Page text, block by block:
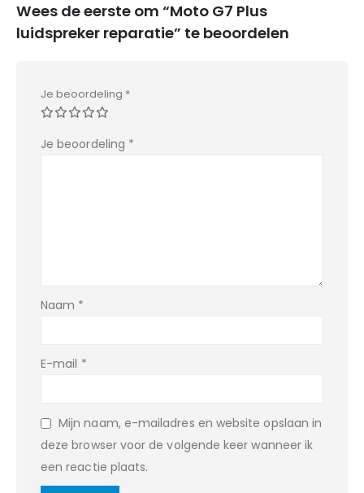
Wees de eerste om “Moto G7 Plus
luidspreker reparatie” te beoordelen
Je beoordeling *
Je beoordeling *
Naam *
E-mail *
Mijn naam, e-mailadres en website opslaan in
deze browser voor de volgende keer wanneer ik
een reactie plaats.